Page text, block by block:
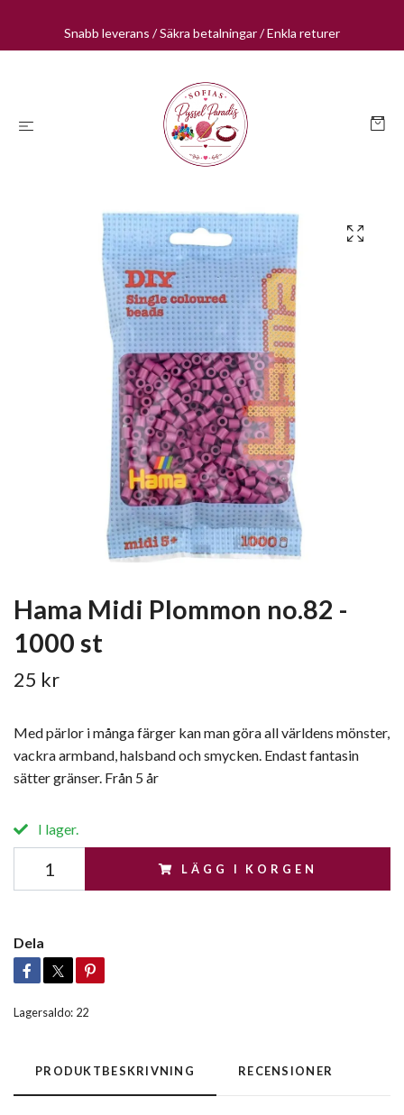
Snabb leverans / Säkra betalningar / Enkla returer
Hama Midi Plommon no.82 -
1000 st
25 kr
Med pärlor i många färger kan man göra all världens mönster,
vackra armband, halsband och smycken. Endast fantasin
sätter gränser. Från 5 år
I lager.
LÄGG I KORGEN
Dela
Lagersaldo: 22
PRODUKTBESKRIVNING RECENSIONER